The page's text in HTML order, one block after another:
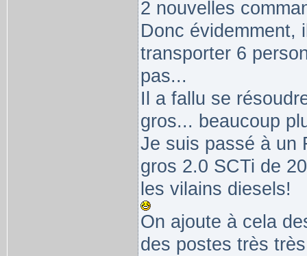
2 nouvelles
Donc évidemment,
transporter 6
pas...
Il a fallu se
gros... beaucoup
Je suis passé à un
gros 2.0 SCTi de
les vilains diesels!
On ajoute à cela
des postes très